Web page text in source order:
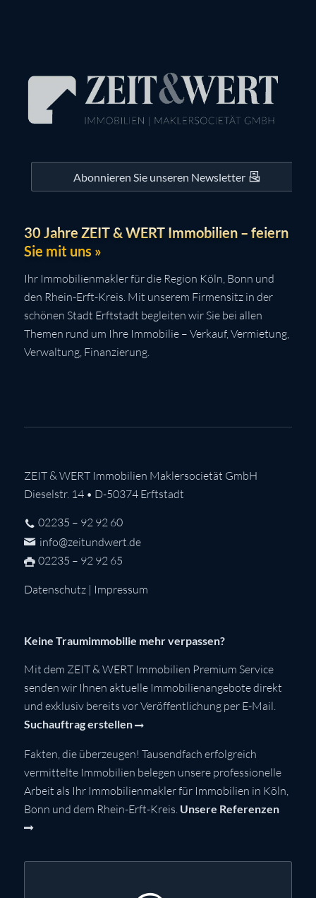
Abonnieren Sie unseren Newsletter
30 Jahre ZEIT & WERT Immobilien – feiern
Sie mit uns »
Ihr Immobilienmakler für die Region Köln, Bonn und
den Rhein-Erft-Kreis. Mit unserem Firmensitz in der
schönen Stadt Erftstadt begleiten wir Sie bei allen
Themen rund um Ihre Immobilie – Verkauf, Vermietung,
Verwaltung, Finanzierung.
ZEIT & WERT Immobilien Maklersocietät GmbH
Dieselstr. 14 • D-50374 Erftstadt
02235 – 92 92 60
info@zeitundwert.de
02235 – 92 92 65
Datenschutz| Impressum
Keine Traumimmobilie mehr verpassen?
Mit dem ZEIT & WERT Immobilien Premium Service
senden wir Ihnen aktuelle Immobilienangebote direkt
und exklusiv bereits vor Veröffentlichung per E-Mail.
Suchauftrag erstellen
Fakten, die überzeugen! Tausendfach erfolgreich
vermittelte Immobilien belegen unsere professionelle
Arbeit als Ihr Immobilienmakler für Immobilien in Köln,
Bonn und dem Rhein-Erft-Kreis. Unsere Referenzen